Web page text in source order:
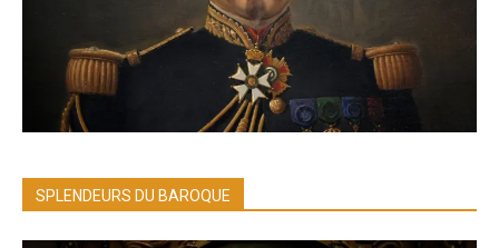
SPLENDEURS DU BAROQUE